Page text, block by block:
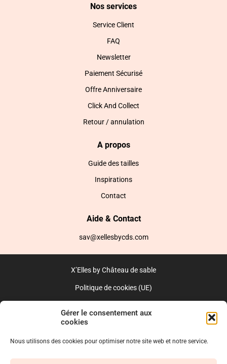
Gérer le consentement aux
cookies
Nous utilisons des cookies pour optimiser notre site web et notre service.
Nos services
Service Client
FAQ
Newsletter
Paiement Sécurisé
Offre Anniversaire
Click And Collect
Retour / annulation
A propos
Guide des tailles
Inspirations
Contact
Aide & Contact
sav@xellesbycds.com
X’Elles by Château de sable
Politique de cookies (UE)
Réalisé par l’agence web :